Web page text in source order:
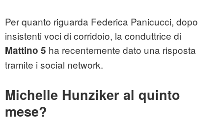
Per quanto riguarda Federica Panicucci, dopo
insistenti voci di corridoio, la conduttrice di
Mattino 5 ha recentemente dato una risposta
tramite i social network.
Michelle Hunziker al quinto
mese?